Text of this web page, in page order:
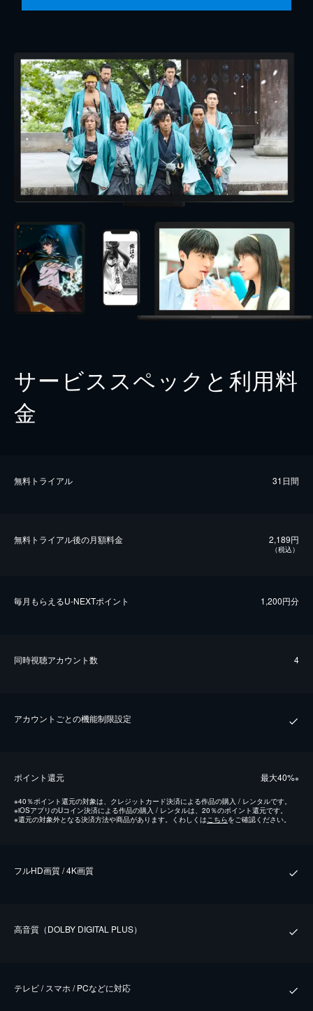
サービススペックと利用料
金
無料トライアル 31日間
無料トライアル後の⽉額料金 2,189円
（税込）
毎⽉もらえるU-NEXTポイント 1,200円分
同時視聴アカウント数 4
アカウントごとの機能制限設定
ポイント還元 最⼤40%※
※40％ポイント還元の対象は、クレジットカード決済による作品の購入 / レンタルです。
※iOSアプリのUコイン決済による作品の購入 / レンタルは、20％のポイント還元です。
※還元の対象外となる決済方法や商品があります。くわしくはこちらをご確認ください。
フルHD画質 / 4K画質
⾼⾳質（DOLBY DIGITAL PLUS）
テレビ / スマホ / PCなどに対応